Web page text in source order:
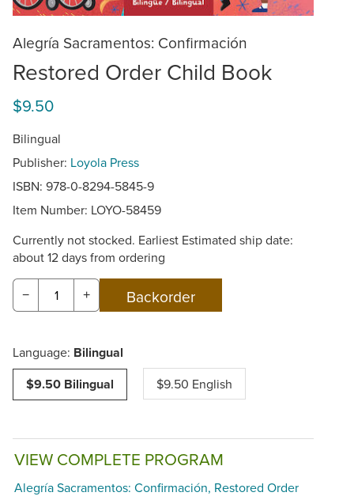
Alegría Sacramentos: Confirmación
Restored Order Child Book
$9.50
Bilingual
Publisher: Loyola Press
ISBN: 978-0-8294-5845-9
Item Number: LOYO-58459
Currently not stocked. Earliest Estimated ship date:
about 12 days from ordering
− +
Language: Bilingual
$9.50 Bilingual
$9.50 English
VIEW COMPLETE PROGRAM
Alegría Sacramentos: Confirmación, Restored Order